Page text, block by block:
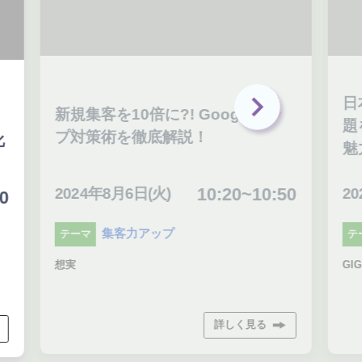
新規集客を10倍に?! Googleマッ
プ対策術を徹底解説！
2024年8月6日(火) 10:20~10:50
テーマ 集客力アップ
想実
詳しく見る
題
魅
テ